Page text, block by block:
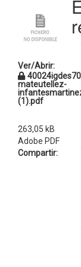
Ver/Abrir:
mateutellez-
(1).pdf
263,05 kB
Adobe PDF
Compartir: